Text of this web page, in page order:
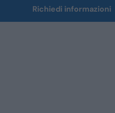
Richiedi informazioni